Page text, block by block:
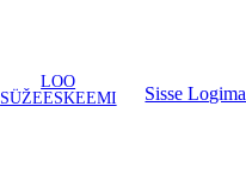
LOO
SÜŽEESKEEMI
Sisse Logima